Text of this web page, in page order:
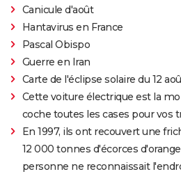
Canicule d'août
Hantavirus en France
Pascal Obispo
Guerre en Iran
Carte de l'éclipse solaire du 12
Cette voiture électrique est la
coche toutes les cases pour vos
En 1997, ils ont recouvert une
12 000 tonnes d'écorces
personne ne reconnaissait